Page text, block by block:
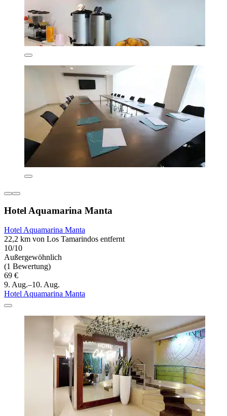
Hotel Aquamarina Manta
Hotel Aquamarina Manta
22,2 km von Los Tamarindos entfernt
10/10
Außergewöhnlich
(1 Bewertung)
69 €
9. Aug.–10. Aug.
Hotel Aquamarina Manta